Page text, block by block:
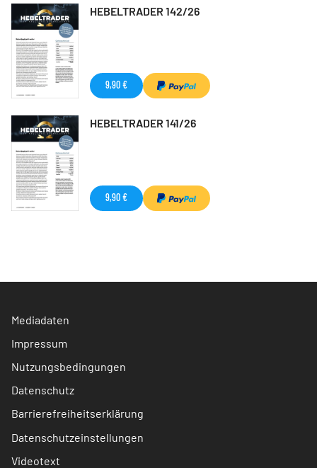
HEBELTRADER 142/26
9,90 €
HEBELTRADER 141/26
9,90 €
Mediadaten
Impressum
Nutzungsbedingungen
Datenschutz
Barrierefreiheitserklärung
Datenschutzeinstellungen
Videotext